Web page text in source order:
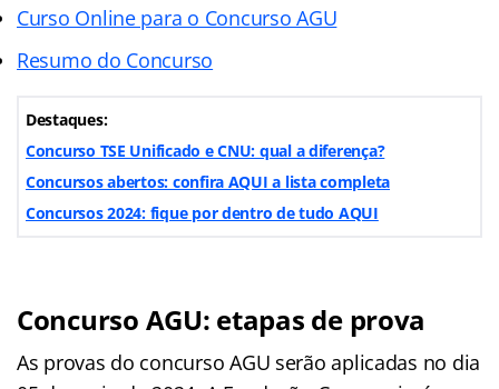
Curso Online para o Concurso AGU
Resumo do Concurso
Destaques:
Concurso TSE Unificado e CNU: qual a diferença?
Concursos abertos: confira AQUI a lista completa
Concursos 2024: fique por dentro de tudo AQUI
Concurso AGU: etapas de prova
As provas do concurso AGU serão aplicadas no dia